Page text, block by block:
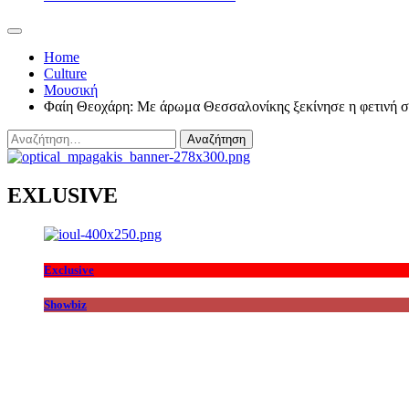
Home
Culture
Μουσική
Φαίη Θεοχάρη: Με άρωμα Θεσσαλονίκης ξεκίνησε η φετινή
Αναζήτηση
για:
EXLUSIVE
Exclusive
Showbiz